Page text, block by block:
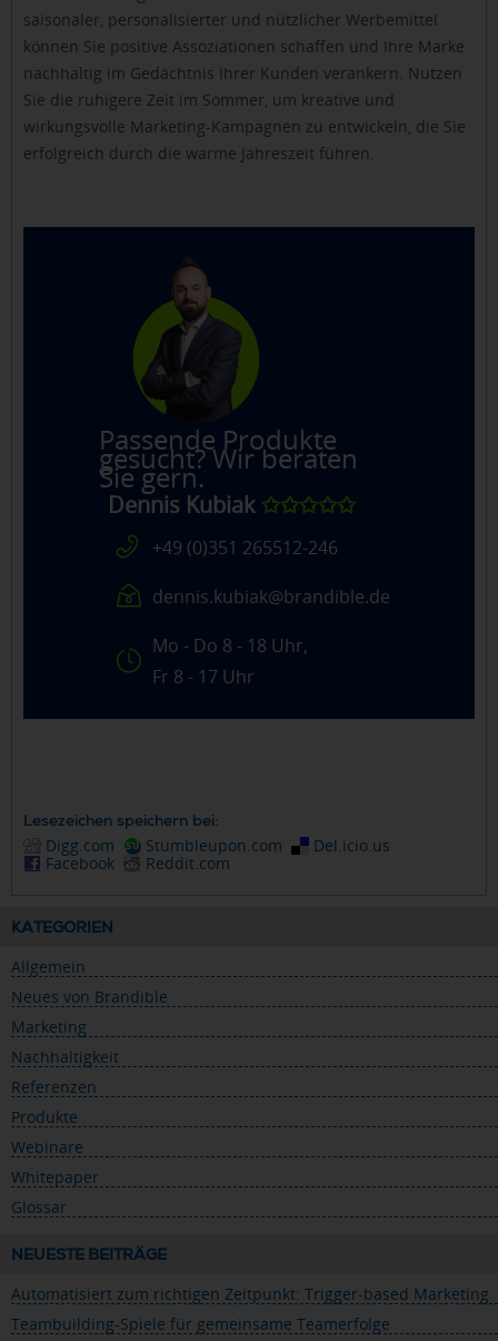
saisonaler, personalisierter und nützlicher Werbemittel
können Sie positive Assoziationen schaffen und Ihre Marke
nachhaltig im Gedächtnis Ihrer Kunden verankern. Nutzen
Sie die ruhigere Zeit im Sommer, um kreative und
wirkungsvolle Marketing-Kampagnen zu entwickeln, die Sie
erfolgreich durch die warme Jahreszeit führen.
Passende Produkte
gesucht? Wir beraten
Sie gern.
Dennis Kubiak ✩✩✩✩✩
+49 (0)351 265512-246
dennis.kubiak@brandible.de
Mo - Do 8 - 18 Uhr,
Fr 8 - 17 Uhr
Lesezeichen speichern bei:
Digg.com Stumbleupon.com
Del.icio.us
Facebook
Reddit.com
KATEGORIEN
Allgemein
Neues von Brandible
Marketing
Nachhaltigkeit
Referenzen
Produkte
Webinare
Whitepaper
Glossar
NEUESTE BEITRÄGE
Automatisiert zum richtigen Zeitpunkt: Trigger-based Marketing
Teambuilding-Spiele für gemeinsame Teamerfolge